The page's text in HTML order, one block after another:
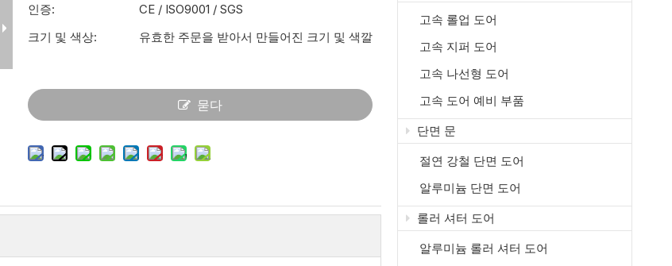
인증:
CE / ISO9001 / SGS
크기 및 색상:
유효한 주문을 받아서 만들어진 크기 및 색깔
묻다
고속 롤업 도어
고속 지퍼 도어
고속 나선형 도어
고속 도어 예비 부품
단면 문
절연 강철 단면 도어
알루미늄 단면 도어
롤러 셔터 도어
알루미늄 롤러 셔터 도어